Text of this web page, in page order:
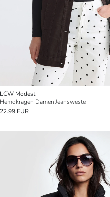
LCW Modest
Hemdkragen Damen Jeansweste
22.99 EUR